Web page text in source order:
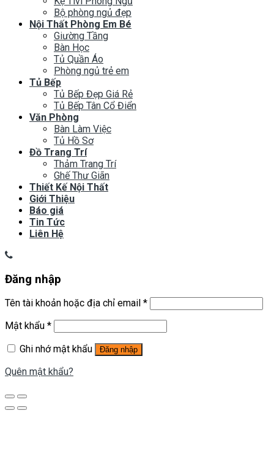
Bộ phòng ngủ đẹp
Nội Thất Phòng Em Bé
Giường Tầng
Bàn Học
Tủ Quần Áo
Phòng ngủ trẻ em
Tủ Bếp
Tủ Bếp Đẹp Giá Rẻ
Tủ Bếp Tân Cổ Điển
Văn Phòng
Bàn Làm Việc
Tủ Hồ Sơ
Đồ Trang Trí
Thảm Trang Trí
Ghế Thư Giãn
Thiết Kế Nội Thất
Giới Thiệu
Báo giá
Tin Tức
Liên Hệ
Đăng nhập
Tên tài khoản hoặc địa chỉ email *
Mật khẩu *
Ghi nhớ mật khẩu
Đăng nhập
Quên mật khẩu?